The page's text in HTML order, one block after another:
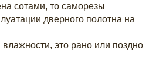
сотами, то саморезы
дверного полотна на
это рано или поздно